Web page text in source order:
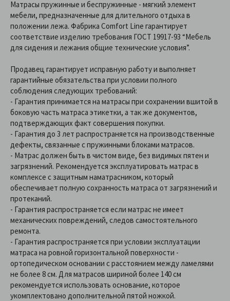
Матрасы пружинные и беспружинные - мягкий элемент
мебели, предназначенные для длительного отдыха в
положении лежа. Фабрика Comfort Line гарантирует
соответствие изделию требования ГОСТ 19917-93 “Мебель
для сидения и лежания общие технические условия”.
Продавец гарантирует исправную работу и выполняет
гарантийные обязательства при условии полного
соблюдения следующих требований:
- Гарантия принимается на матрасы при сохранении вшитой в
боковую часть матраса этикетки, а так же документов,
подтверждающих факт совершения покупки.
- Гарантия до 3 лет распространяется на производственные
дефекты, связанные с пружинными блоками матрасов.
- Матрас должен быть в чистом виде, без видимых пятен и
загрязнений. Рекомендуется эксплуатировать матрас в
комплексе с защитным наматрасником, который
обеспечивает полную сохранность матраса от загрязнений и
протеканий.
- Гарантия распространяется если матрас не имеет
механических повреждений, следов самостоятельного
ремонта.
- Гарантия распространяется при условии эксплуатации
матраса на ровной горизонтальной поверхности -
ортопедическом основании с расстоянием между ламелями
не более 8 см. Для матрасов шириной более 140 см
рекомендуется использовать основание, которое
укомплектовано дополнительной пятой ножкой.